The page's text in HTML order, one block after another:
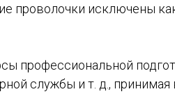
проволочки исключены
профессиональной
службы и т. д., принимая